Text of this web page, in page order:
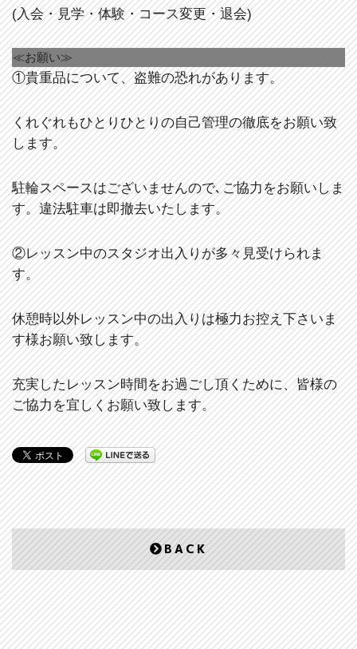
(入会・見学・体験・コース変更・退会)
≪お願い≫
①貴重品について、盗難の恐れがあります。
くれぐれもひとりひとりの自己管理の徹底をお願い致
します。
駐輪スペースはございませんので､ご協力をお願いしま
す。違法駐車は即撤去いたします。
②レッスン中のスタジオ出入りが多々見受けられま
す。
休憩時以外レッスン中の出入りは極力お控え下さいま
す様お願い致します。
充実したレッスン時間をお過ごし頂くために、皆様の
ご協力を宜しくお願い致します。
BACK